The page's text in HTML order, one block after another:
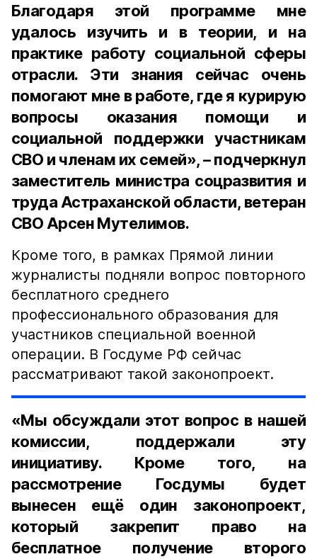
Благодаря этой программе мне
удалось изучить и в теории, и на
практике работу социальной сферы
отрасли. Эти знания сейчас очень
помогают мне в работе, где я курирую
вопросы оказания помощи и
социальной поддержки участникам
СВО и членам их семей», – подчеркнул
заместитель министра соцразвития и
труда Астраханской области, ветеран
СВО Арсен Мутелимов.
Кроме того, в рамках Прямой линии
журналисты подняли вопрос повторного
бесплатного среднего
профессионального образования для
участников специальной военной
операции. В Госдуме РФ сейчас
рассматривают такой законопроект.
«Мы обсуждали этот вопрос в нашей
комиссии, поддержали эту
инициативу. Кроме того, на
рассмотрение Госдумы будет
вынесен ещё один законопроект,
который закрепит право на
бесплатное получение второго